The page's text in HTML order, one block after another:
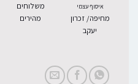
איסוף עצמי
מחיפה/ זכרון
יעקב
משלוחים
מהירים